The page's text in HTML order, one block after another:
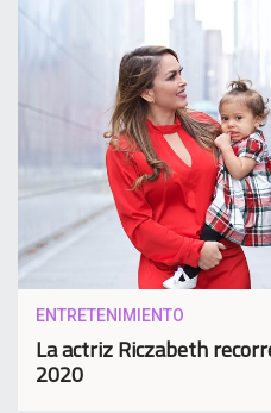
ENTRETENIMIENTO
La actriz Riczabeth
2020